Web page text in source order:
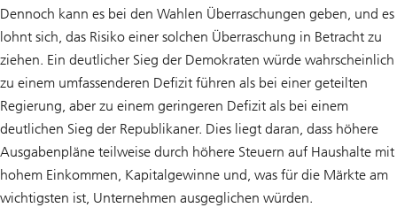
Dennoch kann es bei den Wahlen Überraschungen geben, und es
lohnt sich, das Risiko einer solchen Überraschung in Betracht zu
ziehen. Ein deutlicher Sieg der Demokraten würde wahrscheinlich
zu einem umfassenderen Defizit führen als bei einer geteilten
Regierung, aber zu einem geringeren Defizit als bei einem
deutlichen Sieg der Republikaner. Dies liegt daran, dass höhere
Ausgabenpläne teilweise durch höhere Steuern auf Haushalte mit
hohem Einkommen, Kapitalgewinne und, was für die Märkte am
wichtigsten ist, Unternehmen ausgeglichen würden.